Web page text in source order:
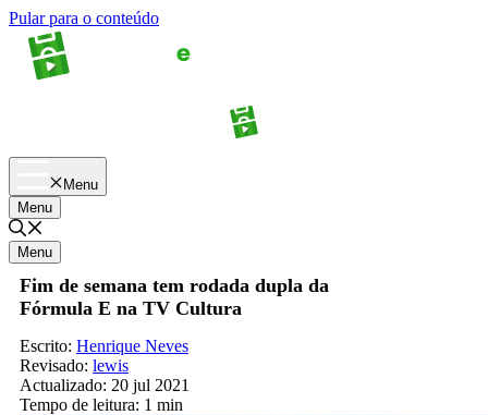
Pular para o conteúdo
Menu
Menu
Menu
Fim de semana tem rodada dupla da
Fórmula E na TV Cultura
Escrito: Henrique Neves
Revisado: lewis
Actualizado: 20 jul 2021
Tempo de leitura: 1 min